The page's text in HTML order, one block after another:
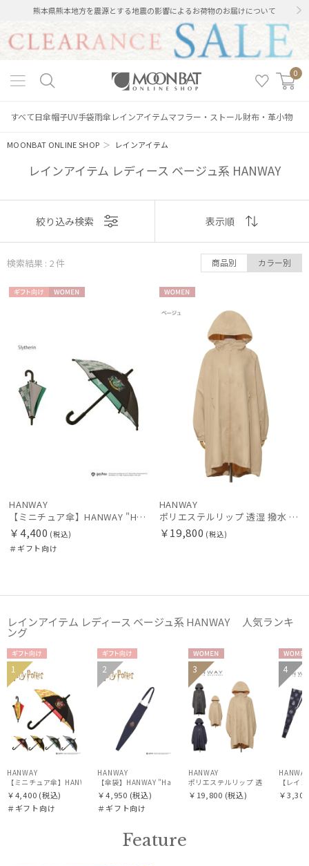
熊本県熊本地方を震源とする地震の影響によるお荷物のお届けについて
0
すべて日傘帽子UV手袋雨傘 レインアイテムマフラー・ストール財布・革小物
MOONBAT ONLINE SHOP ＞ レインアイテム
レインアイテム レディース ベージュ系 HANWAY
絞り込み
メンズ
カテゴリー
ブランド
DAKS
FLO(A)TUS
FURLA
Fuwacool®
HANWAY
ハンウェイ
HELEN KAMINSKI
ヘレンカミンスキー
HIROKO KOSHINO
ヒロコ コシノ
LANVIN COLLECTION
表示
おすすめ
順
価格の低い
順
人気順
絞り込み検索 表示順
検索結果 : 2件 商品別 カラー別
HANWAY
【ミニチュア傘】HANWAY "Harry Potter" "EMBLEM"
￥4,400 (税込)
＃ギフト向け
N
HANWAY
ポリエステルリップ 透湿 撥水 ポンチョ
￥19,800 (税込)
レインアイテム レディース ベージュ系 HANWAY 人気ランキ
ング
ギフト
向け
WOME
N
1
HANWAY
【ミニチュア傘】HANWAY "Harry Potter" "EMBLEM"
￥4,400 (税込)
＃ギフト向け
ギフト
向け
WOME
N
2
HANWAY
【傘袋】HANWAY "Harry Potter" アンブレラバッグ "EMBLEM"
￥4,950 (税込)
＃ギフト向け
WOME
N
3
HANWAY
ポリエステルリップ 透湿 撥水 ポン
￥19,800 (税込)
N
4
HANWAY
￥3,300
Feature